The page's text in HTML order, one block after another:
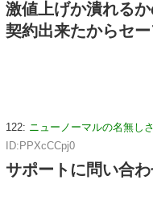
激値上げか潰れる
契約出来たからセ
122: ニューノーマルの名無し
ID:PPXcCCpj0
サポートに問い合